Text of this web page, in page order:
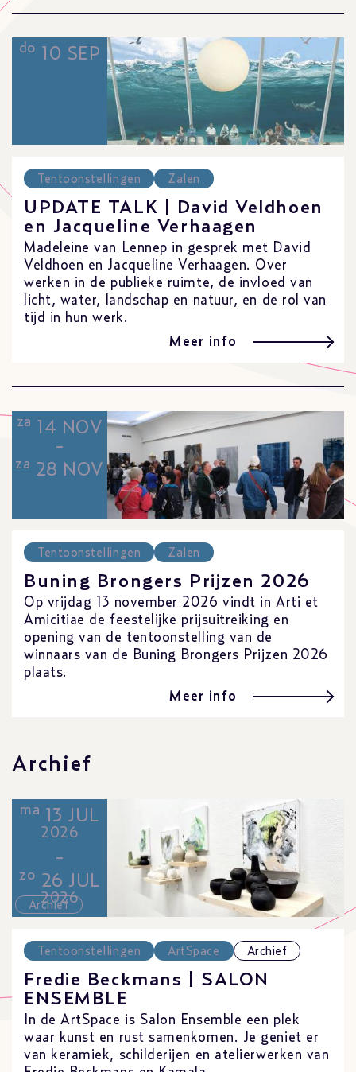
do 10 SEP
Tentoonstellingen Zalen
UPDATE TALK | David Veldhoen
en Jacqueline Verhaagen
Madeleine van Lennep in gesprek met David
Veldhoen en Jacqueline Verhaagen. Over
werken in de publieke ruimte, de invloed van
licht, water, landschap en natuur, en de rol van
tijd in hun werk.
Meer info
za 14 NOV
-
za 28 NOV
Tentoonstellingen Zalen
Buning Brongers Prijzen 2026
Op vrijdag 13 november 2026 vindt in Arti et
Amicitiae de feestelijke prijsuitreiking en
opening van de tentoonstelling van de
winnaars van de Buning Brongers Prijzen 2026
plaats.
Meer info
Archief
ma 13 JUL
2026
-
zo 26 JUL
2026
Archief
Tentoonstellingen ArtSpace Archief
Fredie Beckmans | SALON
ENSEMBLE
In de ArtSpace is Salon Ensemble een plek
waar kunst en rust samenkomen. Je geniet er
van keramiek, schilderijen en atelierwerken van